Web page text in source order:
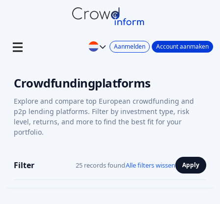
Aanmelden Account aanmaken
Crowdfundingplatforms
Explore and compare top European crowdfunding and
p2p lending platforms. Filter by investment type, risk
level, returns, and more to find the best fit for your
portfolio.
Filter 25 records foundAlle filters wissen Apply